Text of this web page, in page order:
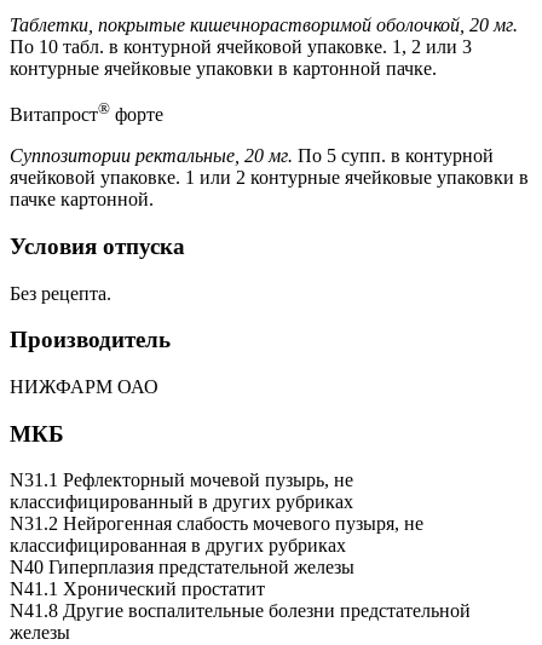
Таблетки, покрытые кишечнорастворимой оболочкой, 20 мг.
По 10 табл. в контурной ячейковой упаковке. 1, 2 или 3
контурные ячейковые упаковки в картонной пачке.
Витапрост® форте
Суппозитории ректальные, 20 мг. По 5 супп. в контурной
ячейковой упаковке. 1 или 2 контурные ячейковые упаковки в
пачке картонной.
Условия отпуска
Без рецепта.
Производитель
НИЖФАРМ ОАО
МКБ
N31.1 Рефлекторный мочевой пузырь, не
классифицированный в других рубриках
N31.2 Нейрогенная слабость мочевого пузыря, не
классифицированная в других рубриках
N40 Гиперплазия предстательной железы
N41.1 Хронический простатит
N41.8 Другие воспалительные болезни предстательной
железы